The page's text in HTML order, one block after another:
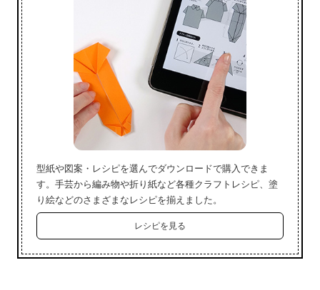
型紙や図案・レシピを選んでダウンロードで購入できま
す。手芸から編み物や折り紙など各種クラフトレシピ、塗
り絵などのさまざまなレシピを揃えました。
レシピを見る